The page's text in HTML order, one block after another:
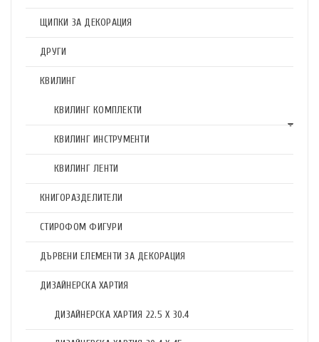
ЩИПКИ ЗА ДЕКОРАЦИЯ
ДРУГИ
КВИЛИНГ
КВИЛИНГ КОМПЛЕКТИ
КВИЛИНГ ИНСТРУМЕНТИ
КВИЛИНГ ЛЕНТИ
КНИГОРАЗДЕЛИТЕЛИ
СТИРОФОМ ФИГУРИ
ДЪРВЕНИ ЕЛЕМЕНТИ ЗА ДЕКОРАЦИЯ
ДИЗАЙНЕРСКА ХАРТИЯ
ДИЗАЙНЕРСКА ХАРТИЯ 22.5 X 30.4